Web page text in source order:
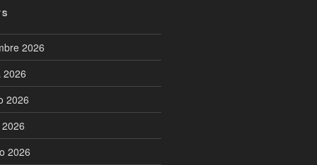
2026
2026
2026
2026